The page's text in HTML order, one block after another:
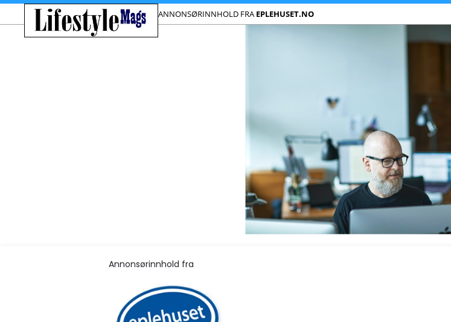
ANNONSØRINNHOLD FRA EPLEHUSET.NO
Annonsørinnhold fra